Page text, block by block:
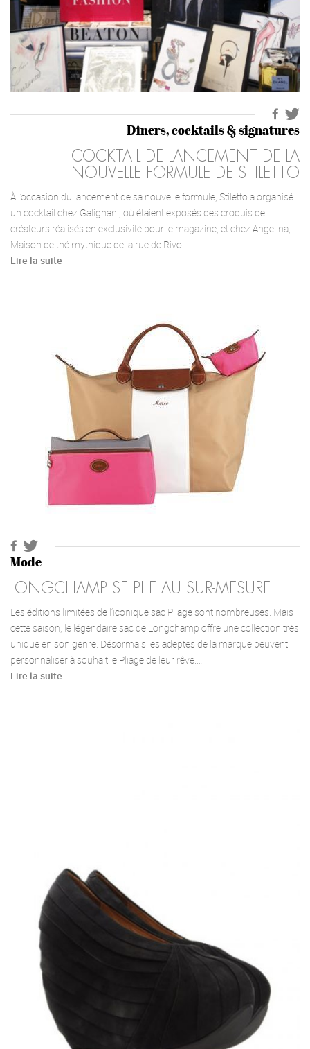
Dîners, cocktails & signatures
COCKTAIL DE LANCEMENT DE LA
NOUVELLE FORMULE DE STILETTO
À l’occasion du lancement de sa nouvelle formule, Stiletto a organisé
un cocktail chez Galignani, où étaient exposés des croquis de
créateurs réalisés en exclusivité pour le magazine, et chez Angelina,
Maison de thé mythique de la rue de Rivoli…
Lire la suite
Mode
LONGCHAMP SE PLIE AU SUR-MESURE
Les éditions limitées de l’iconique sac Pliage sont nombreuses. Mais
cette saison, le légendaire sac de Longchamp offre une collection très
unique en son genre. Désormais les adeptes de la marque peuvent
personnaliser à souhait le Pliage de leur rêve.…
Lire la suite